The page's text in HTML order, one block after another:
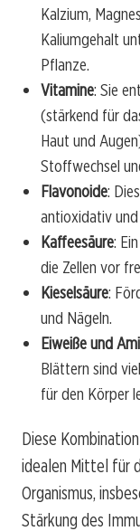
Kalzium,
Kaliumgehalt
Pflanze.
Vitamine: Sie
(stärkend für
Haut und
Stoffwechsel
Flavonoide:
antioxidativ
Kaffeesäure:
die Zellen vor
Kieselsäure:
und Nägeln.
Eiweiße und
Blättern sind
für den Körper
Diese
idealen Mittel für
Organismus,
Stärkung des